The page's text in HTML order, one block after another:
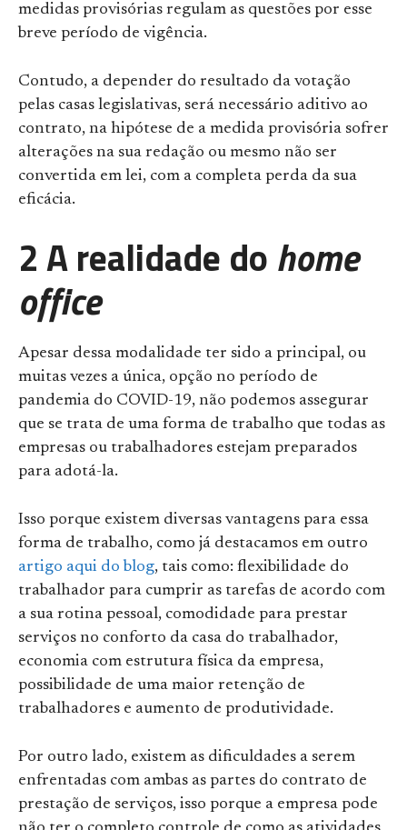
medidas provisórias regulam as questões por esse
breve período de vigência.
Contudo, a depender do resultado da votação
pelas casas legislativas, será necessário aditivo ao
contrato, na hipótese de a medida provisória sofrer
alterações na sua redação ou mesmo não ser
convertida em lei, com a completa perda da sua
eficácia.
2 A realidade dohome
office
Apesar dessa modalidade ter sido a principal, ou
muitas vezes a única, opção no período de
pandemia do COVID-19, não podemos assegurar
que se trata de uma forma de trabalho que todas as
empresas ou trabalhadores estejam preparados
para adotá-la.
Isso porque existem diversas vantagens para essa
forma de trabalho, como já destacamos em outro
artigo aqui do blog, tais como: flexibilidade do
trabalhador para cumprir as tarefas de acordo com
a sua rotina pessoal, comodidade para prestar
serviços no conforto da casa do trabalhador,
economia com estrutura física da empresa,
possibilidade de uma maior retenção de
trabalhadores e aumento de produtividade.
Por outro lado, existem as dificuldades a serem
enfrentadas com ambas as partes do contrato de
prestação de serviços, isso porque a empresa pode